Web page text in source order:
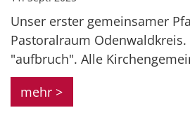
Unser erster gemeinsamer
Pastoralraum
"aufbruch". Alle
mehr >